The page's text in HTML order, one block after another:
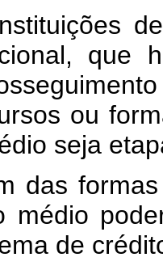
que
ou
seja
das
médio
de